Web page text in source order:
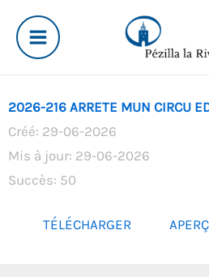
contenu
2026-216 ARRETE MUN CIRCU
Créé: 29-06-2026
Mis à jour: 29-06-2026
Succès: 50
TÉLÉCHARGER